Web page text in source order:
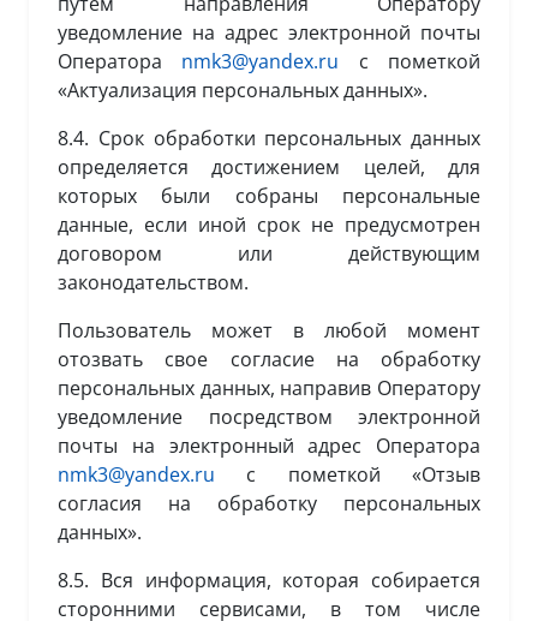
уведомление на адрес электронной почты
Оператора nmk3@yandex.ru с пометкой
«Актуализация персональных данных».
8.4. Срок обработки персональных данных
определяется достижением целей, для
которых были собраны персональные
данные, если иной срок не предусмотрен
договором или действующим
законодательством.
Пользователь может в любой момент
отозвать свое согласие на обработку
персональных данных, направив Оператору
уведомление посредством электронной
почты на электронный адрес Оператора
nmk3@yandex.ru с пометкой «Отзыв
согласия на обработку персональных
данных».
8.5. Вся информация, которая собирается
сторонними сервисами, в том числе